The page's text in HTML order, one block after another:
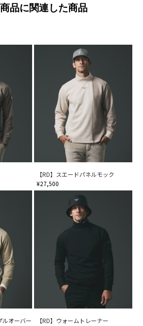
品に関連した商品
【RD】スエードパネルモック
¥27,500
ルオーバー
【RD】ウォームトレーナー